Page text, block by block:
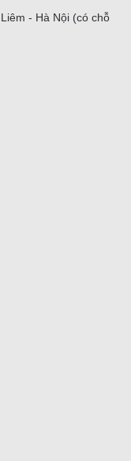
- Hà Nội (có chỗ